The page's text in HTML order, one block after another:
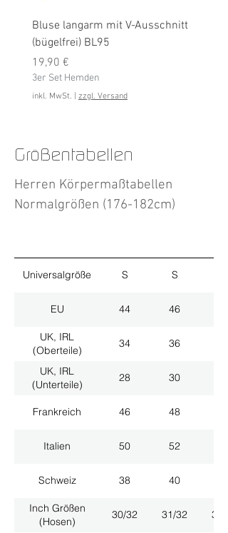
Bluse langarm mit V-Ausschnitt
(bügelfrei) BL95
Preis
19,90 €
3er Set Hemden
inkl. MwSt. zzgl. Versand
Größentabellen
Herren Körpermaßtabellen
Normalgrößen (176-182cm)
Universalgröße S S
EU 44 46
UK, IRL
(Oberteile)
34 36
UK, IRL
(Unterteile)
28 30
Frankreich 46 48
Italien 50 52
Schweiz 38 40
Inch Größen
(Hosen)
30/32 31/32 33/